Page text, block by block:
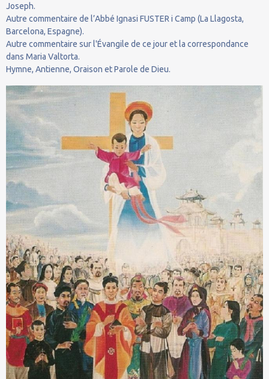
Joseph.
Autre commentaire de l’Abbé Ignasi FUSTER i Camp (La Llagosta,
Barcelona, Espagne).
Autre commentaire sur l'Évangile de ce jour et la correspondance
dans Maria Valtorta.
Hymne, Antienne, Oraison et Parole de Dieu.